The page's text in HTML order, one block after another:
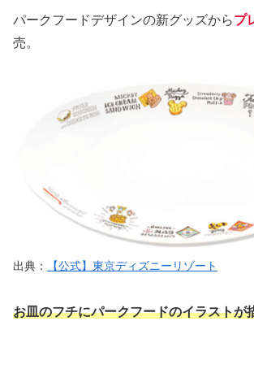
パークフードデザインの新グッズからプ
売。
出典： 【公式】東京ディズニーリゾート
お皿のフチにパークフードのイラストが